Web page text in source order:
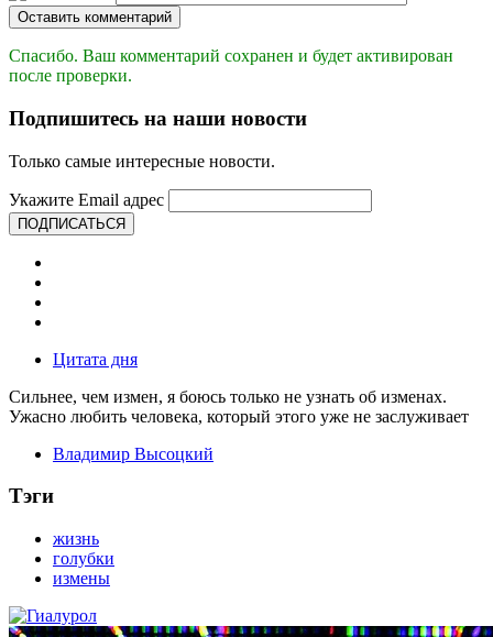
Оставить комментарий
Спасибо. Ваш комментарий сохранен и будет активирован
после проверки.
Подпишитесь на наши новости
Только самые интересные новости.
Укажите Email адрес
ПОДПИСАТЬСЯ
Цитата дня
Сильнее, чем измен, я боюсь только не узнать об изменах.
Ужасно любить человека, который этого уже не заслуживает
Владимир Высоцкий
Тэги
жизнь
голубки
измены